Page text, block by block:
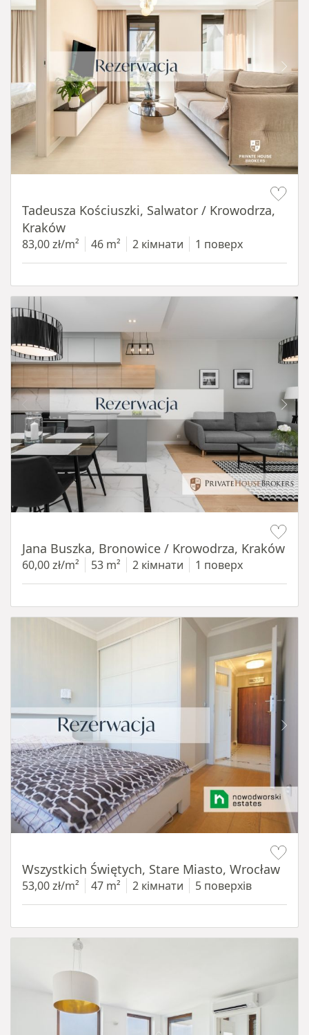
Tadeusza Kościuszki, Salwator / Krowodrza,
Kraków
83,00 zł/m² 46 m² 2 кімнати 1 поверх
Jana Buszka, Bronowice / Krowodrza, Kraków
60,00 zł/m² 53 m² 2 кімнати 1 поверх
Wszystkich Świętych, Stare Miasto, Wrocław
53,00 zł/m² 47 m² 2 кімнати 5 поверхів